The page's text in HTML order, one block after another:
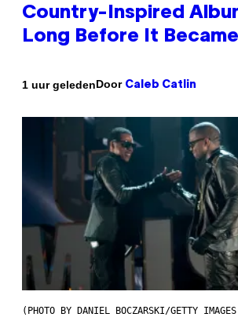
Country-Inspired
Long Before It
1 uur geledenDoor Caleb Catlin
(PHOTO BY DANIEL BOCZARSKI/GETTY